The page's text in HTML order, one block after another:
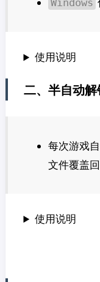
使用说明
二、半自动
每次游戏
文件覆盖回
使用说明